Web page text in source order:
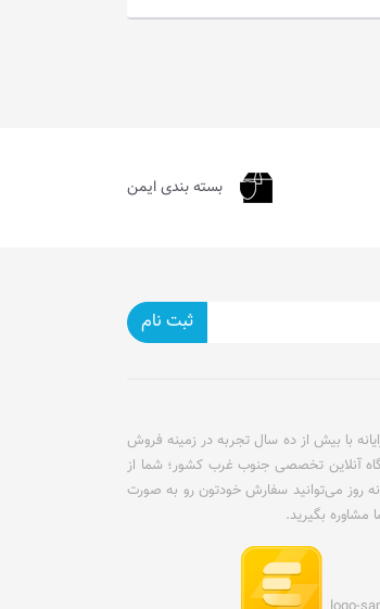
بسته بندی ایمن
ثبت نام
با بیش از ده سال تجربه در زمینه فروش
آنلاین تخصصی جنوب غرب کشور؛ شما از
روز می‌توانید سفارش خودتون رو به صورت
مشاوره بگیرید.